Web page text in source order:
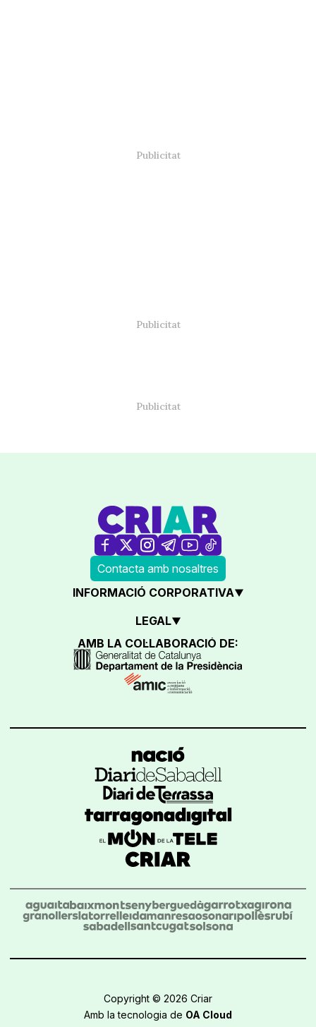
Contacta amb nosaltres
INFORMACIÓ CORPORATIVA
LEGAL
AMB LA COL·LABORACIÓ DE:
Copyright © 2026 Criar
Amb la tecnologia de OA Cloud